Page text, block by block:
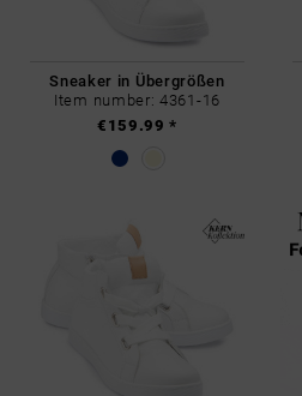
Sneaker in Übergrößen
Item number: 4361-16
€159.99 *